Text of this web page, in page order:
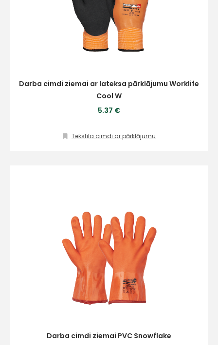
Darba cimdi ziemai ar lateksa pārklājumu Worklife
Cool W
5.37 €
Tekstila cimdi ar pārklājumu
Darba cimdi ziemai PVC Snowflake